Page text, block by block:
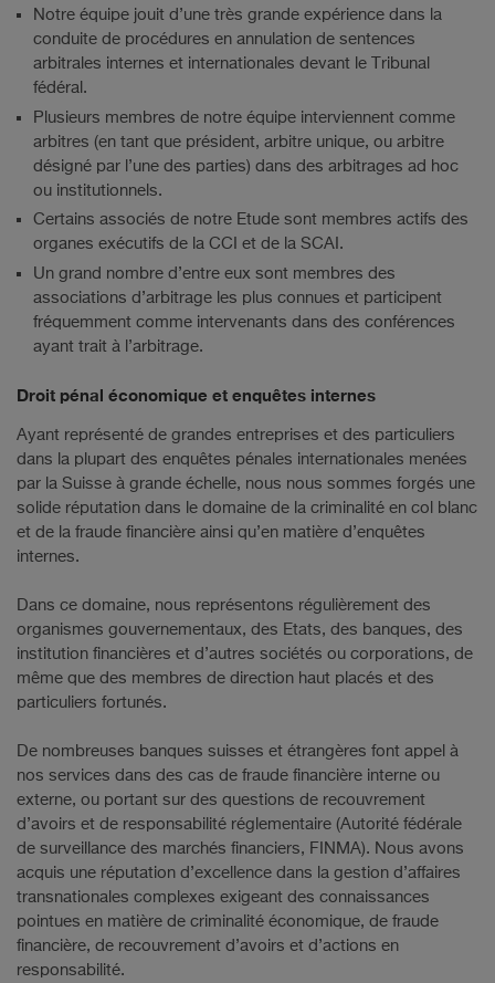
Notre équipe jouit d’une très grande expérience dans la
conduite de procédures en annulation de sentences
arbitrales internes et internationales devant le Tribunal
fédéral.
Plusieurs membres de notre équipe interviennent comme
arbitres (en tant que président, arbitre unique, ou arbitre
désigné par l’une des parties) dans des arbitrages ad hoc
ou institutionnels.
Certains associés de notre Etude sont membres actifs des
organes exécutifs de la CCI et de la SCAI.
Un grand nombre d’entre eux sont membres des
associations d’arbitrage les plus connues et participent
fréquemment comme intervenants dans des conférences
ayant trait à l’arbitrage.
Droit pénal économique et enquêtes internes
Ayant représenté de grandes entreprises et des particuliers
dans la plupart des enquêtes pénales internationales menées
par la Suisse à grande échelle, nous nous sommes forgés une
solide réputation dans le domaine de la criminalité en col blanc
et de la fraude financière ainsi qu’en matière d’enquêtes
internes.
Dans ce domaine, nous représentons régulièrement des
organismes gouvernementaux, des Etats, des banques, des
institution financières et d’autres sociétés ou corporations, de
même que des membres de direction haut placés et des
particuliers fortunés.
De nombreuses banques suisses et étrangères font appel à
nos services dans des cas de fraude financière interne ou
externe, ou portant sur des questions de recouvrement
d’avoirs et de responsabilité réglementaire (Autorité fédérale
de surveillance des marchés financiers, FINMA). Nous avons
acquis une réputation d’excellence dans la gestion d’affaires
transnationales complexes exigeant des connaissances
pointues en matière de criminalité économique, de fraude
financière, de recouvrement d’avoirs et d’actions en
responsabilité.